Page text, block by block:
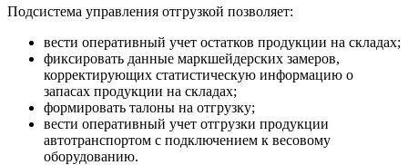
Подсистема управления отгрузкой позволяет:
вести оперативный учет остатков продукции на складах;
фиксировать данные маркшейдерских замеров,
корректирующих статистическую информацию о
запасах продукции на складах;
формировать талоны на отгрузку;
вести оперативный учет отгрузки продукции
автотранспортом с подключением к весовому
оборудованию.